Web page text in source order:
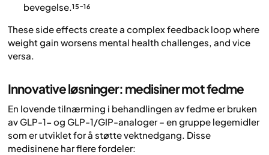
bevegelse.¹⁵⁻¹⁶
These side effects create a complex feedback loop where
weight gain worsens mental health challenges, and vice
versa.
Innovative løsninger: medisiner mot fedme
En lovende tilnærming i behandlingen av fedme er bruken
av GLP-1- og GLP-1/GIP-analoger – en gruppe legemidler
som er utviklet for å støtte vektnedgang. Disse
medisinene har flere fordeler: